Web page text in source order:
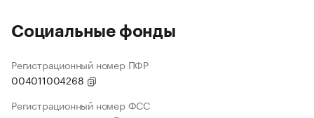
Социальные фонды
Регистрационный номер ПФР
004011004268
Регистрационный номер ФСС